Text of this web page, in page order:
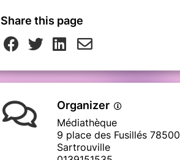
Share this page
Organizer
Médiathèque
9 place des Fusillés 78500
Sartrouville